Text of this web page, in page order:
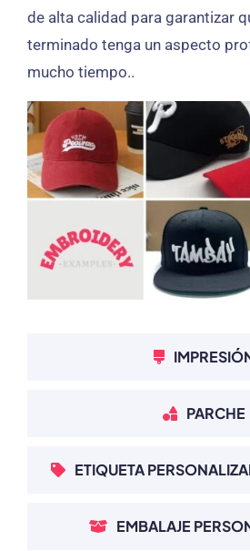
de alta calidad para garantizar
terminado tenga un aspecto
mucho tiempo..
PARCHE
ETIQUETA
EMBALAJE